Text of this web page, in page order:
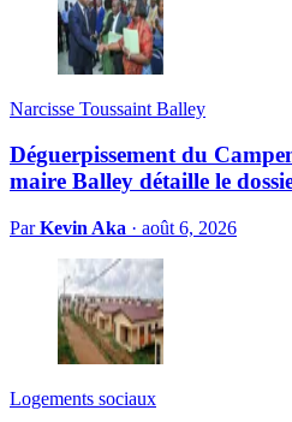
Narcisse Toussaint Balley
Déguerpissement du
maire Balley détaille le
ParKevin Aka · août 6, 2026
Logements sociaux